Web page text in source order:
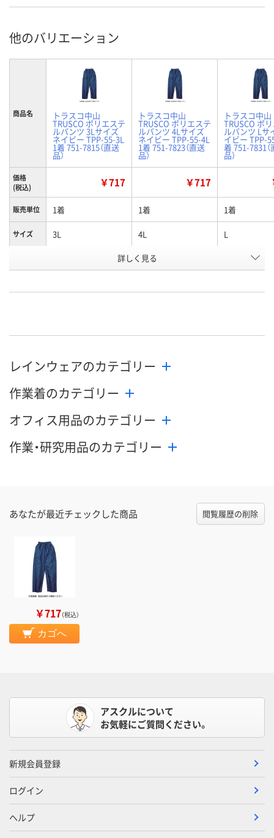
他のバリエーション
商品名 トラスコ中山
TRUSCO ポリエステ
ルパンツ 3Lサイズ
ネイビー TPP-55-3L
1着 751-7815（直送
品）
トラスコ中山
TRUSCO ポリエステ
ルパンツ 4Lサイズ
ネイビー TPP-55-4L
1着 751-7823（直送
品）
トラスコ中山
TRUSCO ポ
ルパンツ Lサ
イビー TPP-
着 751-7831（
品）
価格
(税込)
￥717 ￥717
販売単位 1着 1着 1着
サイズ 3L 4L L
N243619 N243621
カゴへ
詳しく見る
レインウェアのカテゴリー
作業着のカテゴリー
オフィス用品のカテゴリー
作業・研究用品のカテゴリー
あなたが最近チェックした商品 閲覧履歴の削除
￥717（税込）
カゴへ
アスクルについて
お気軽にご質問ください。
新規会員登録
ログイン
ヘルプ